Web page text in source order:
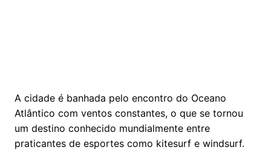
A cidade é banhada pelo encontro do Oceano
Atlântico com ventos constantes, o que se tornou
um destino conhecido mundialmente entre
praticantes de esportes como kitesurf e windsurf.